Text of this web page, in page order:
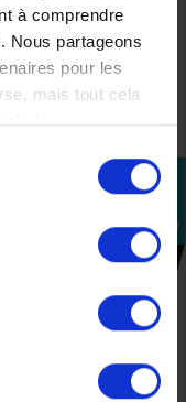
à comprendre
Nous partageons
pour les
mais tout cela
!
perm_identity
connecter
2004. Pièces et
sélectionnés par
VOUS